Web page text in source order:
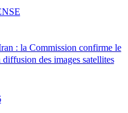
: la Commission confirme le
diffusion des images satellites